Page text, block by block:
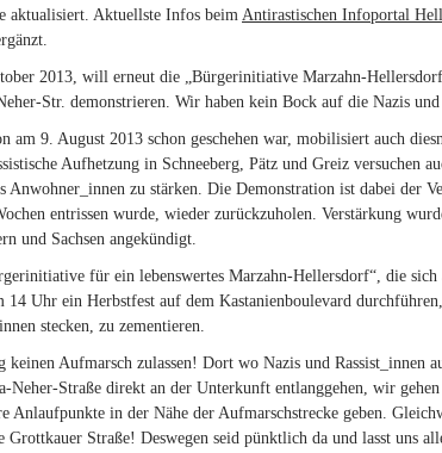
aktualisiert. Aktuellste Infos beim Antirastischen Infoportal
2013, will er­neut die „Bür­ger­initia­ti­ve Mar­zahn-​
​Str. de­mons­trie­ren. Wir haben kein Bock auf die Nazis
am 9. Au­gust 2013 schon ge­sche­hen war, mo­bi­li­siert auch
Auf­het­zung in Schnee­berg, Pätz und Greiz ver­su­chen
An­woh­ner_in­nen zu stär­ken. Die De­mons­tra­ti­on ist dabei der
ent­ris­sen wurde, wie­der zu­rück­zu­ho­len. Ver­stär­kung
und Sach­sen an­ge­kün­digt.
für ein le­bens­wer­tes Mar­zahn-​Hel­lers­dorf“, die
Uhr ein Herbst­fest auf dem Kas­ta­ni­en­bou­le­vard
ste­cken, zu ze­men­tie­ren.
kei­nen Auf­marsch zu­las­sen! Dort wo Nazis und Ras­sis­t_in­nen
​Ne­her-​Stra­ße di­rekt an der Un­ter­kunft ent­lang­ge­hen, wir
An­lauf­punk­te in der Nähe der Auf­marsch­stre­cke geben.
Stra­ße! Des­we­gen seid pünkt­lich da und lasst uns